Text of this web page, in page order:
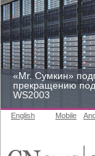
«Mr. Сумкин»
прекращению
WS2003
English Mobile